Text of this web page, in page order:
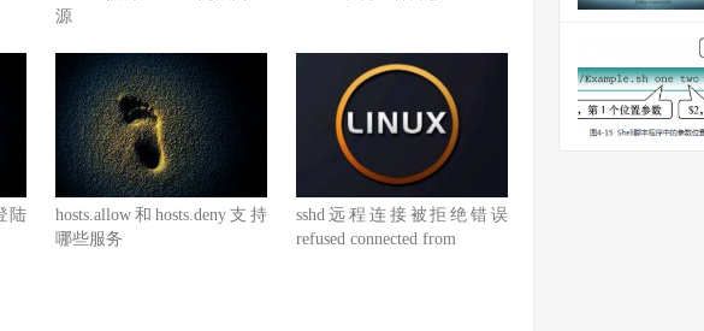
源
陆
hosts.allow和hosts.deny支持
哪些服务
sshd远程连接被拒绝错误
refused connected from